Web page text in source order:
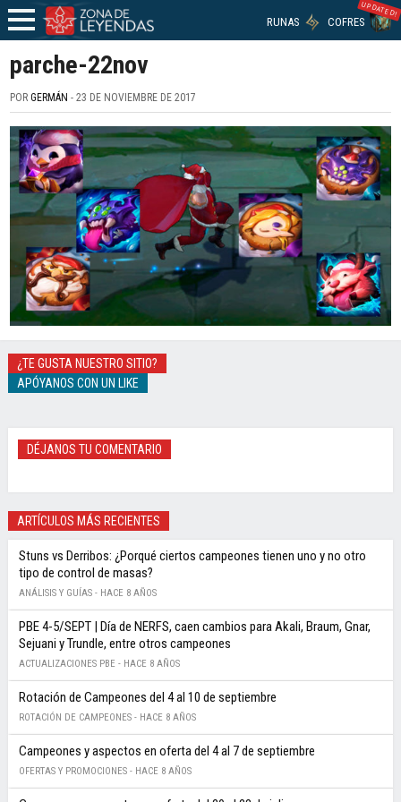
RUNAS COFRES
UPDATED!
parche-22nov
PORGERMÁN - 23 DE NOVIEMBRE DE 2017
¿TE GUSTA NUESTRO SITIO?
APÓYANOS CON UN LIKE
DÉJANOS TU COMENTARIO
ARTÍCULOS MÁS RECIENTES
Stuns vs Derribos: ¿Porqué ciertos campeones tienen uno y no otro
tipo de control de masas?
ANÁLISIS Y GUÍAS - HACE 8 AÑOS
PBE 4-5/SEPT | Día de NERFS, caen cambios para Akali, Braum, Gnar,
Sejuani y Trundle, entre otros campeones
ACTUALIZACIONES PBE - HACE 8 AÑOS
Rotación de Campeones del 4 al 10 de septiembre
ROTACIÓN DE CAMPEONES - HACE 8 AÑOS
Campeones y aspectos en oferta del 4 al 7 de septiembre
OFERTAS Y PROMOCIONES - HACE 8 AÑOS